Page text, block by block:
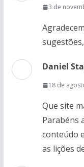
3 de
Daniel
18 de
Que site
Parabéns
conteúdo
as lições